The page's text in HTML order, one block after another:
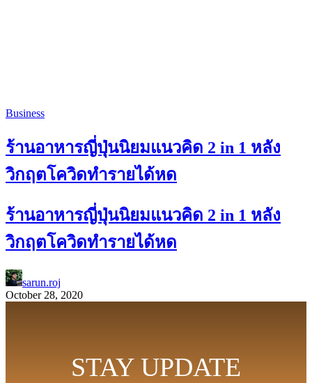
Business
ร้านอาหารญี่ปุ่นนิยมแนวคิด 2 in 1 หลัง
วิกฤตโควิดทำรายได้หด
ร้านอาหารญี่ปุ่นนิยมแนวคิด 2 in 1 หลัง
วิกฤตโควิดทำรายได้หด
sarun.roj
October 28, 2020
STAY UPDATE